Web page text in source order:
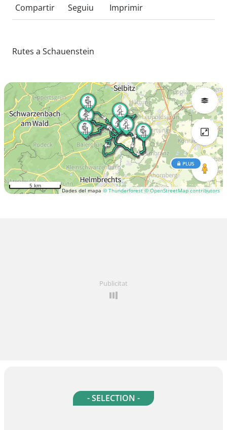
Compartir Seguiu Imprimir
Rutes a Schauenstein
Dades del mapa© Thunderforest © OpenStreetMap contributors
PLUS
5 km
Publicitat
- SELECTION -